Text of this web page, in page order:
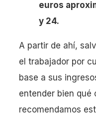
euros
y 24.
A partir de ahí,
el trabajador por
base a sus
entender bien qué
recomendamos